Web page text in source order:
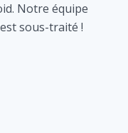
Notre équipe
sous-traité !